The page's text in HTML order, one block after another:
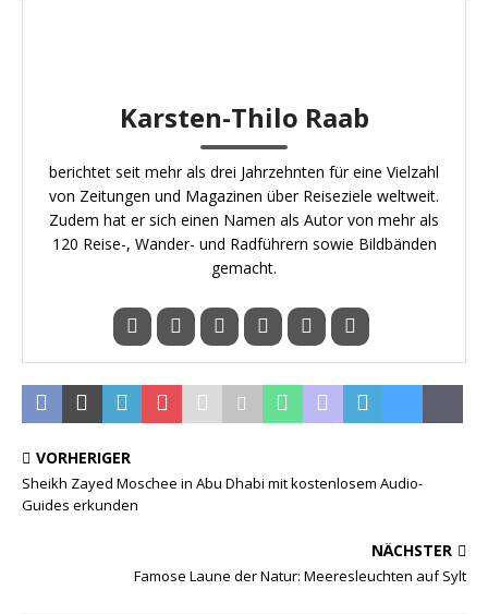
Karsten-Thilo Raab
berichtet seit mehr als drei Jahrzehnten für eine Vielzahl
von Zeitungen und Magazinen über Reiseziele weltweit.
Zudem hat er sich einen Namen als Autor von mehr als
120 Reise-, Wander- und Radführern sowie Bildbänden
gemacht.
VORHERIGER
Sheikh Zayed Moschee in Abu Dhabi mit kostenlosem Audio-
Guides erkunden
NÄCHSTER
Famose Laune der Natur: Meeresleuchten auf Sylt